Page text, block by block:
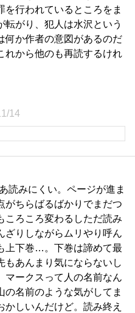
を行われているところをま
転がり、犯人は水沢という
何か作者の意図があるのだ
れから他のも再読するけれ
14
読みにくい。ページが進ま
がちらばるばかりでまだつ
ころころ変わるしただ読み
ざりしながらムリやり呼ん
上下巻…。下巻は諦めて最
もあんまり気にならないし
マークスって人の名前なん
の名前のような気がしてま
かしいんだけど。読み終え